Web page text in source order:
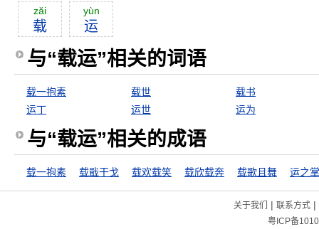
zăi
载
yùn
运
与“载运”相关的词语
载一抱素 载世
载书
运丁
运世 运为
与“载运”相关的成语
载一抱素 载戢干戈 载欢载笑 载欣载奔 载歌且舞 运之
关于我们 | 联系方式|
粤ICP备